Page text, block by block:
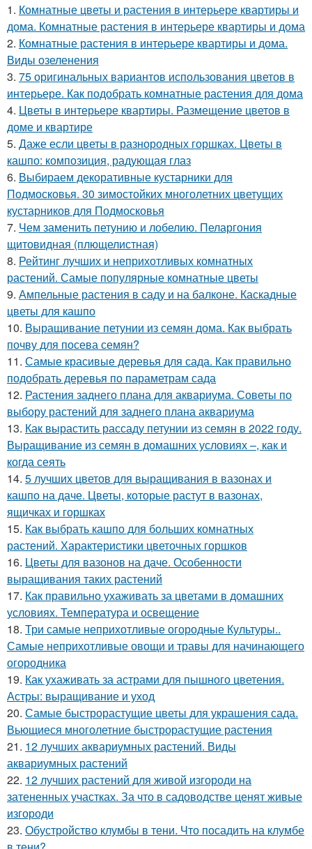
1. Комнатные цветы и растения в интерьере квартиры и
дома. Комнатные растения в интерьере квартиры и дома
2. Комнатные растения в интерьере квартиры и дома.
Виды озеленения
3. 75 оригинальных вариантов использования цветов в
интерьере. Как подобрать комнатные растения для дома
4. Цветы в интерьере квартиры. Размещение цветов в
доме и квартире
5. Даже если цветы в разнородных горшках. Цветы в
кашпо: композиция, радующая глаз
6. Выбираем декоративные кустарники для
Подмосковья. 30 зимостойких многолетних цветущих
кустарников для Подмосковья
7. Чем заменить петунию и лобелию. Пеларгония
щитовидная (плющелистная)
8. Рейтинг лучших и неприхотливых комнатных
растений. Самые популярные комнатные цветы
9. Ампельные растения в саду и на балконе. Каскадные
цветы для кашпо
10. Выращивание петунии из семян дома. Как выбрать
почву для посева семян?
11. Самые красивые деревья для сада. Как правильно
подобрать деревья по параметрам сада
12. Растения заднего плана для аквариума. Советы по
выбору растений для заднего плана аквариума
13. Как вырастить рассаду петунии из семян в 2022 году.
Выращивание из семян в домашних условиях –, как и
когда сеять
14. 5 лучших цветов для выращивания в вазонах и
кашпо на даче. Цветы, которые растут в вазонах,
ящичках и горшках
15. Как выбрать кашпо для больших комнатных
растений. Характеристики цветочных горшков
16. Цветы для вазонов на даче. Особенности
выращивания таких растений
17. Как правильно ухаживать за цветами в домашних
условиях. Температура и освещение
18. Три самые неприхотливые огородные Культуры..
Самые неприхотливые овощи и травы для начинающего
огородника
19. Как ухаживать за астрами для пышного цветения.
Астры: выращивание и уход
20. Самые быстрорастущие цветы для украшения сада.
Вьющиеся многолетние быстрорастущие растения
21. 12 лучших аквариумных растений. Виды
аквариумных растений
22. 12 лучших растений для живой изгороди на
затененных участках. За что в садоводстве ценят живые
изгороди
23. Обустройство клумбы в тени. Что посадить на клумбе